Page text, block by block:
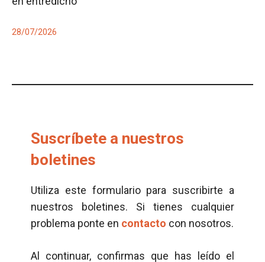
28/07/2026
Suscríbete a nuestros
boletines
Utiliza este formulario para suscribirte a
nuestros boletines. Si tienes cualquier
problema ponte en contacto con nosotros.
Al continuar, confirmas que has leído el